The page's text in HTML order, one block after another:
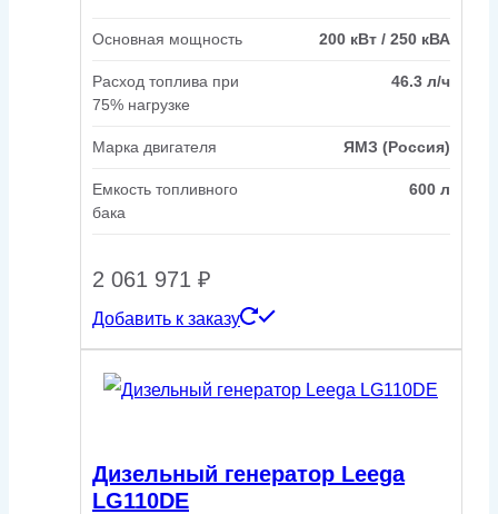
Основная мощность 200 кВт / 250 кВА
Расход топлива при
75% нагрузке
46.3 л/ч
Марка двигателя ЯМЗ (Россия)
Емкость топливного
бака
600 л
2 061 971 ₽
Добавить к заказу
Дизельный генератор Leega
LG110DE